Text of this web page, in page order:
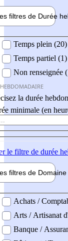
filtres de Durée
Temps plein (20)
Temps partiel (1)
Non renseignée
la durée
minimale (en
le filtre de durée
filtres de
professionel
Achats /
Arts / Artisanat
Banque /